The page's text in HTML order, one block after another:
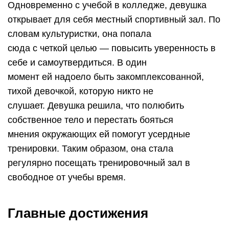
Одновременно с учебой в колледже, девушка
открывает для себя местный спортивный зал. По
словам культуристки, она попала
сюда с четкой целью — повысить уверенность в
себе и самоутвердиться. В один
момент ей надоело быть закомплексованной,
тихой девочкой, которую никто не
слушает. Девушка решила, что полюбить
собственное тело и перестать бояться
мнения окружающих ей помогут усердные
тренировки. Таким образом, она стала
регулярно посещать тренировочный зал в
свободное от учебы время.
Главные достижения